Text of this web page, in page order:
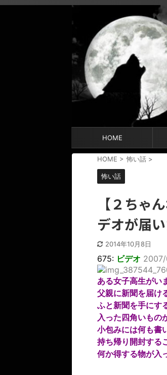
HOME
HOME > 怖い話 >
怖い話
【２ちゃ
デオが届
2014年10月8日
675: ビデオ 2007/
ある女子高生がい
父親に新聞を届け
ふと新聞を手にす
入った四角いもの
小包みには何も書
持ち帰り開封する
何か得する物が入